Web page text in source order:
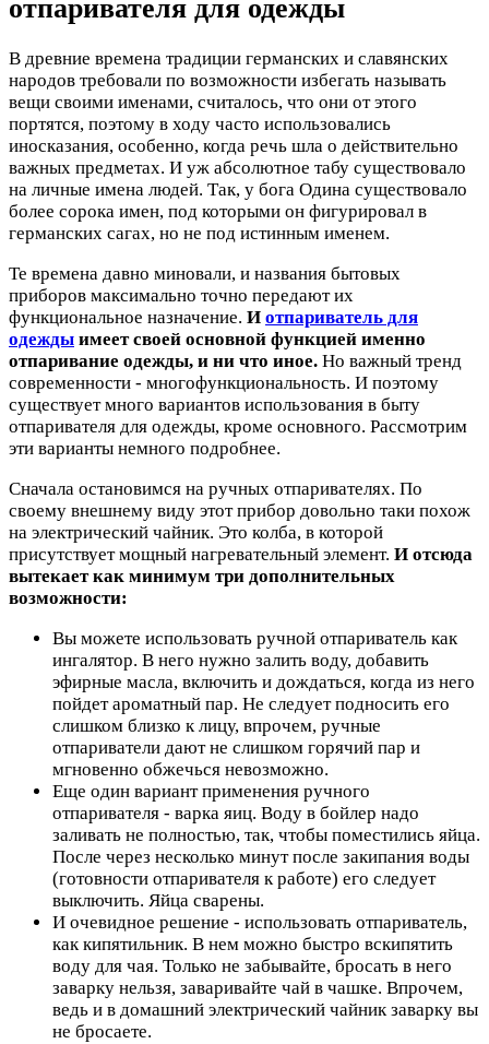
отпаривателя для одежды
В древние времена традиции германских и славянских
народов требовали по возможности избегать называть
вещи своими именами, считалось, что они от этого
портятся, поэтому в ходу часто использовались
иносказания, особенно, когда речь шла о действительно
важных предметах. И уж абсолютное табу существовало
на личные имена людей. Так, у бога Одина существовало
более сорока имен, под которыми он фигурировал в
германских сагах, но не под истинным именем.
Те времена давно миновали, и названия бытовых
приборов максимально точно передают их
функциональное назначение. И отпариватель для
одежды имеет своей основной функцией именно
отпаривание одежды, и ни что иное. Но важный тренд
современности - многофункциональность. И поэтому
существует много вариантов использования в быту
отпаривателя для одежды, кроме основного. Рассмотрим
эти варианты немного подробнее.
Сначала остановимся на ручных отпаривателях. По
своему внешнему виду этот прибор довольно таки похож
на электрический чайник. Это колба, в которой
присутствует мощный нагревательный элемент. И отсюда
вытекает как минимум три дополнительных
возможности:
Вы можете использовать ручной отпариватель как
ингалятор. В него нужно залить воду, добавить
эфирные масла, включить и дождаться, когда из него
пойдет ароматный пар. Не следует подносить его
слишком близко к лицу, впрочем, ручные
отпариватели дают не слишком горячий пар и
мгновенно обжечься невозможно.
Еще один вариант применения ручного
отпаривателя - варка яиц. Воду в бойлер надо
заливать не полностью, так, чтобы поместились яйца.
После через несколько минут после закипания воды
(готовности отпаривателя к работе) его следует
выключить. Яйца сварены.
И очевидное решение - использовать отпариватель,
как кипятильник. В нем можно быстро вскипятить
воду для чая. Только не забывайте, бросать в него
заварку нельзя, заваривайте чай в чашке. Впрочем,
ведь и в домашний электрический чайник заварку вы
не бросаете.